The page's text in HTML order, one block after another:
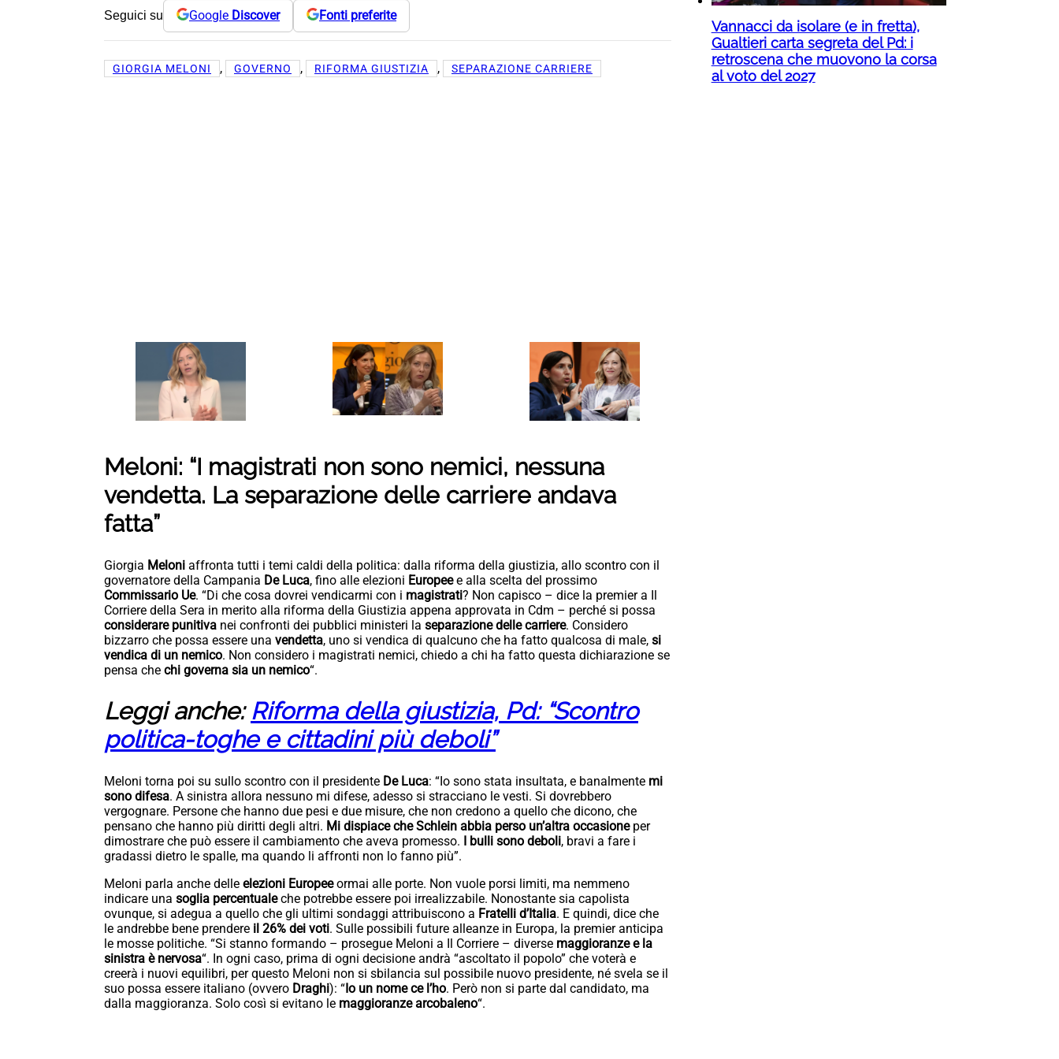
Seguici su Google Discover Fonti preferite
GIORGIA MELONI , GOVERNO , RIFORMA GIUSTIZIA , SEPARAZIONE CARRIERE
Meloni: “I magistrati non sono nemici, nessuna
vendetta. La separazione delle carriere andava
fatta”
Giorgia Meloni affronta tutti i temi caldi della politica: dalla riforma della giustizia, allo scontro con il
governatore della Campania De Luca, fino alle elezioni Europeee alla scelta del prossimo
Commissario Ue. “Di che cosa dovrei vendicarmi con i magistrati? Non capisco – dice la premier a Il
Corriere della Sera in merito alla riforma della Giustizia appena approvata in Cdm – perché si possa
considerare punitiva nei confronti dei pubblici ministeri la separazione delle carriere. Considero
bizzarro che possa essere una vendetta, uno si vendica di qualcuno che ha fatto qualcosa di male, si
vendica di un nemico. Non considero i magistrati nemici, chiedo a chi ha fatto questa dichiarazione se
pensa che chi governa sia un nemico“.
Leggi anche: Riforma della giustizia, Pd: “Scontro
politica-toghe e cittadini più deboli”
Meloni torna poi su sullo scontro con il presidente De Luca: “Io sono stata insultata, e banalmente mi
sono difesa. A sinistra allora nessuno mi difese, adesso si stracciano le vesti. Si dovrebbero
vergognare. Persone che hanno due pesi e due misure, che non credono a quello che dicono, che
pensano che hanno più diritti degli altri. Mi dispiace che Schlein abbia perso un’altra occasioneper
dimostrare che può essere il cambiamento che aveva promesso. I bulli sono deboli, bravi a fare i
gradassi dietro le spalle, ma quando li affronti non lo fanno più”.
Meloni parla anche delle elezioni Europeeormai alle porte. Non vuole porsi limiti, ma nemmeno
indicare una soglia percentualeche potrebbe essere poi irrealizzabile. Nonostante sia capolista
ovunque, si adegua a quello che gli ultimi sondaggi attribuiscono a Fratelli d’Italia. E quindi, dice che
le andrebbe bene prendere il 26% dei voti. Sulle possibili future alleanze in Europa, la premier anticipa
le mosse politiche. “Si stanno formando – prosegue Meloni a Il Corriere – diverse maggioranze e la
sinistra è nervosa“. In ogni caso, prima di ogni decisione andrà “ascoltato il popolo” che voterà e
creerà i nuovi equilibri, per questo Meloni non si sbilancia sul possibile nuovo presidente, né svela se il
suo possa essere italiano (ovvero Draghi): “Io un nome ce l’ho. Però non si parte dal candidato, ma
dalla maggioranza. Solo così si evitano le maggioranze arcobaleno“.
Vannacci da isolare (e in fretta),
Gualtieri carta segreta del Pd: i
retroscena che muovono la corsa
al voto del 2027